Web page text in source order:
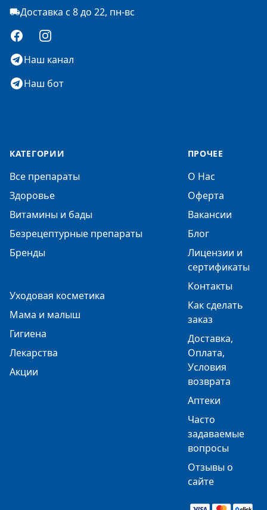
Доставка с 8 до 22, пн-вс
FacebookInstagram
Наш канал
Наш бот
КАТЕГОРИИ
Все препараты
Здоровье
Витамины и бады
Безрецептурные препараты
Бренды
Уходовая косметика
Мама и малыш
Гигиена
Лекарства
Акции
ПРОЧЕЕ
О Нас
Оферта
Вакансии
Блог
Лицензии и
сертификаты
Контакты
Как сделать
заказ
Доставка,
Оплата,
Условия
возврата
Аптеки
Часто
задаваемые
вопросы
Отзывы о
сайте